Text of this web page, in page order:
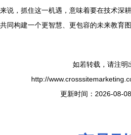
来说，抓住这一机遇，意味着要在技术深
共同构建一个更智慧、更包容的未来教育图
如若转载，请注明
http://
更新时间：2026-08-